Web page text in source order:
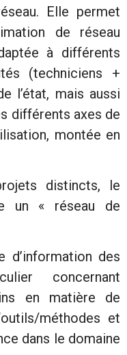
Elle permet
de réseau
à différents
(techniciens +
l’état, mais aussi
différents axes de
montée en
distincts, le
un « réseau de
d’information des
concernant
en matière de
méthodes et
dans le domaine